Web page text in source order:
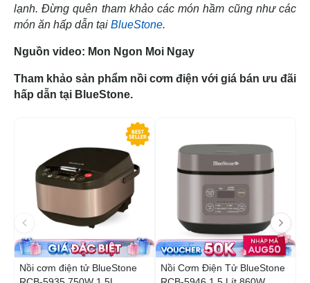
lạnh. Đừng quên tham khảo các món hầm cũng như các
món ăn hấp dẫn tại BlueStone.
Nguồn video: Mon Ngon Moi Ngay
Tham khảo sản phẩm nồi cơm điện với giá bán ưu đãi
hấp dẫn tại BlueStone.
Nồi cơm điện tử BlueStone
Nồi Cơm Điện Tử BlueStone